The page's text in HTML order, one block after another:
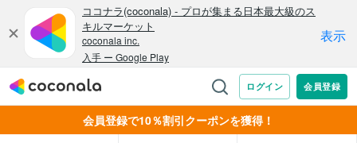
会員登録で10％割引クーポンを獲得！